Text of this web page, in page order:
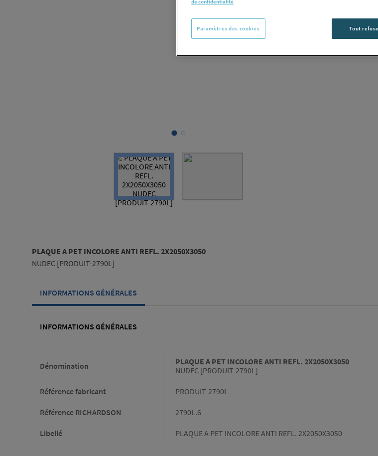
PLAQUE A PET INCOLORE ANTI REFL. 2X2050X3050
NUDEC [PRODUIT-2790L]
INFORMATIONS GÉNÉRALES
INFORMATIONS GÉNÉRALES
Dénomination
PLAQUE A PET INCOLORE ANTI REFL. 2X2050X3050
NUDEC [PRODUIT-2790L]
Référence fabricant PRODUIT-2790L
Référence RICHARDSON 2790L.6
Libellé PLAQUE A PET INCOLORE ANTI REFL. 2X2050X3050
de confidentialité
Tout
Paramètres des cookies